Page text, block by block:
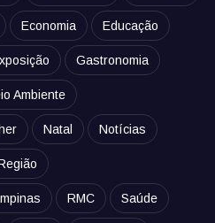
Economia Educação
Gastronomia
Ambiente
Natal Notícias
RMC Saúde